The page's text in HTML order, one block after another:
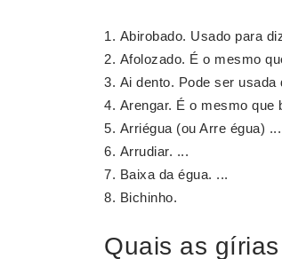
Abirobado. Usado para
Afolozado. É o mesmo
Ai dento. Pode ser usada
Arengar. É o mesmo que
Arriégua (ou Arre égua) ...
Arrudiar. ...
Baixa da égua. ...
Bichinho.
Quais as